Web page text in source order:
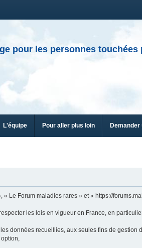
pour les personnes touchées
L'équipe Pour aller plus loin Demander
Le Forum maladies rares » et « https://
les lois en vigueur en France, en
données recueillies, aux seules fins de
option,